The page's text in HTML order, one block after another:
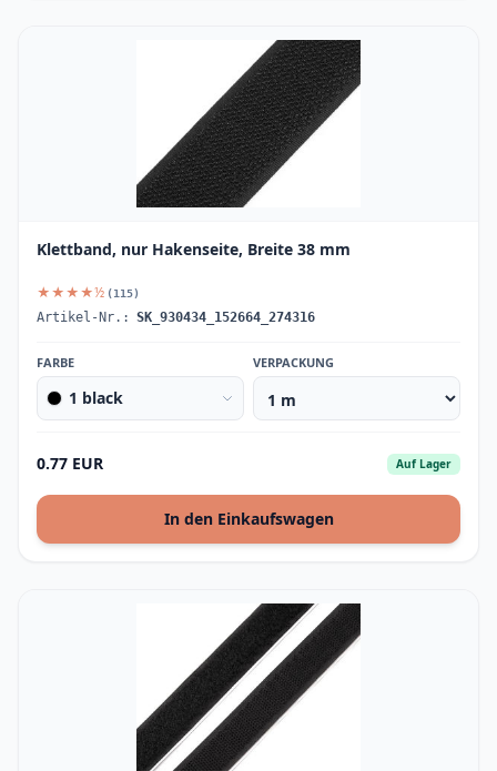
Klettband, nur Hakenseite, Breite 38 mm
★★★★½ (115)
Artikel-Nr.: SK_930434_152664_274316
FARBE
1 black
VERPACKUNG
0.77 EUR Auf Lager
In den Einkaufswagen